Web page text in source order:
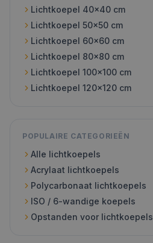
Lichtkoepel 40x40 cm
Lichtkoepel 50x50 cm
Lichtkoepel 60x60 cm
Lichtkoepel 80x80 cm
Lichtkoepel 100x100 cm
Lichtkoepel 120x120 cm
POPULAIRE CATEGORIEËN
Alle lichtkoepels
Acrylaat lichtkoepels
Polycarbonaat lichtkoepels
ISO / 6-wandige koepels
Opstanden voor lichtkoepels